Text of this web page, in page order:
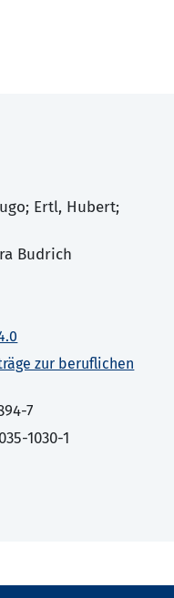
Ertl, Hubert;
Budrich
zur beruflichen
7
1030-1